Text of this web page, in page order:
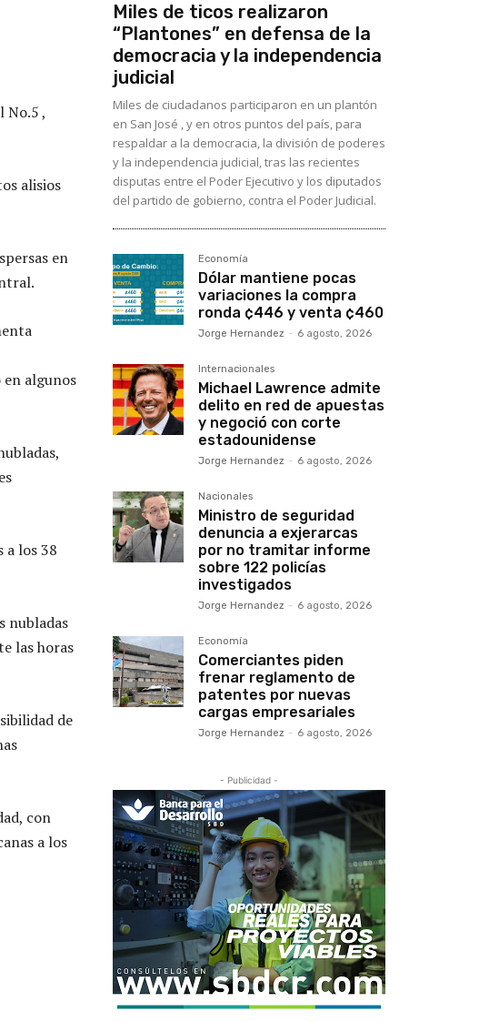
No.5 ,
alisios
en
algunos
a los 38
nubladas
las horas
de
con
a los
Miles de ticos realizaron
“Plantones” en defensa de la
democracia y la independencia
judicial
Miles de ciudadanos participaron en un plantón
en San José , y en otros puntos del país, para
respaldar a la democracia, la división de poderes
y la independencia judicial, tras las recientes
disputas entre el Poder Ejecutivo y los diputados
del partido de gobierno, contra el Poder Judicial.
Economía
Dólar mantiene pocas
variaciones la compra
ronda ¢446 y venta ¢460
Jorge Hernandez - 6 agosto, 2026
Internacionales
Michael Lawrence admite
delito en red de apuestas
y negoció con corte
estadounidense
Jorge Hernandez - 6 agosto, 2026
Nacionales
Ministro de seguridad
denuncia a exjerarcas
por no tramitar informe
sobre 122 policías
investigados
Jorge Hernandez - 6 agosto, 2026
Economía
Comerciantes piden
frenar reglamento de
patentes por nuevas
cargas empresariales
Jorge Hernandez - 6 agosto, 2026
- Publicidad -